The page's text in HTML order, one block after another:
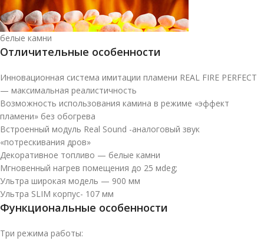
белые камни
Отличительные особенности
Инновационная система имитации пламени REAL FIRE PERFECT
— максимальная реалистичность
Возможность использования камина в режиме «эффект
пламени» без обогрева
Встроенный модуль Real Sound -аналоговый звук
«потрескивания дров»
Декоративное топливо — белые камни
Мгновенный нагрев помещения до 25 мdeg;
Ультра широкая модель — 900 мм
Ультра SLIM корпус- 107 мм
Функциональные особенности
Три режима работы: